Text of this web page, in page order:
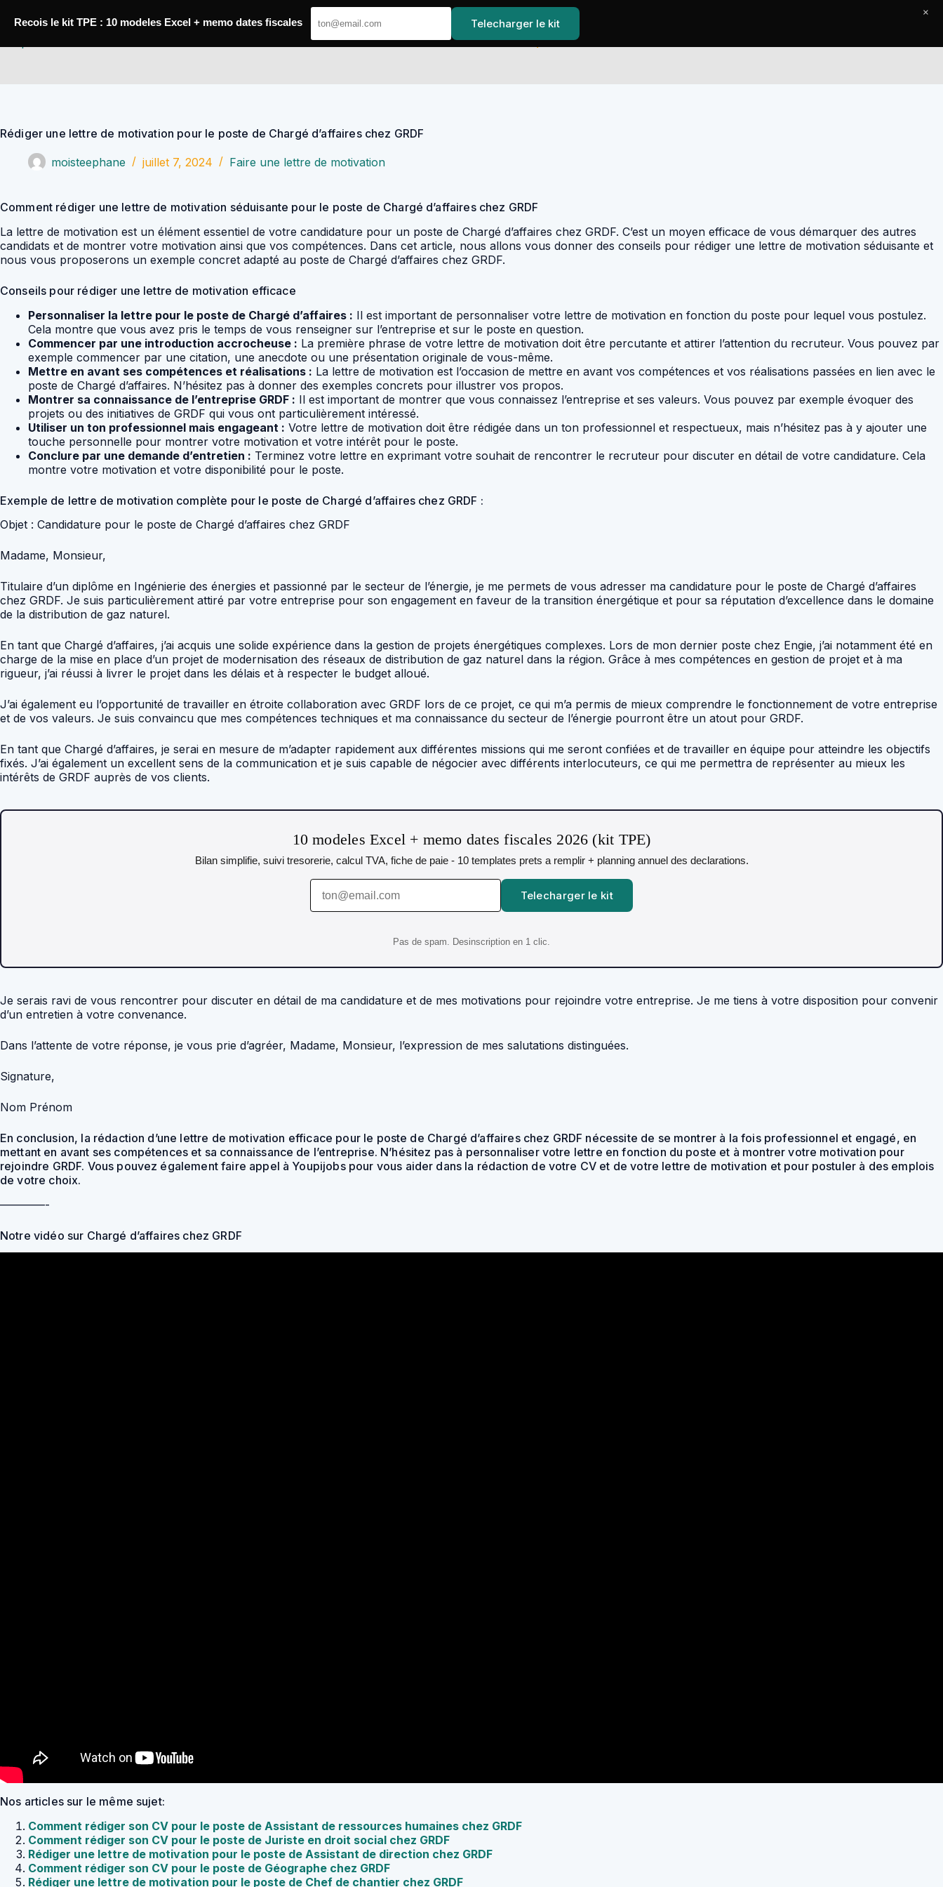
Rédiger une lettre de motivation pour le poste de Chargé d’affaires chez GRDF
moisteephane juillet 7, 2024 Faire une lettre de motivation
Comment rédiger une lettre de motivation séduisante pour le poste de Chargé d’affaires chez GRDF
La lettre de motivation est un élément essentiel de votre candidature pour un poste de Chargé d’affaires chez GRDF. C’est un moyen efficace de vous démarquer des autres
candidats et de montrer votre motivation ainsi que vos compétences. Dans cet article, nous allons vous donner des conseils pour rédiger une lettre de motivation séduisante et
nous vous proposerons un exemple concret adapté au poste de Chargé d’affaires chez GRDF.
Conseils pour rédiger une lettre de motivation efficace
Personnaliser la lettre pour le poste de Chargé d’affaires : Il est important de personnaliser votre lettre de motivation en fonction du poste pour lequel vous postulez.
Cela montre que vous avez pris le temps de vous renseigner sur l’entreprise et sur le poste en question.
Commencer par une introduction accrocheuse : La première phrase de votre lettre de motivation doit être percutante et attirer l’attention du recruteur. Vous pouvez par
exemple commencer par une citation, une anecdote ou une présentation originale de vous-même.
Mettre en avant ses compétences et réalisations : La lettre de motivation est l’occasion de mettre en avant vos compétences et vos réalisations passées en lien avec le
poste de Chargé d’affaires. N’hésitez pas à donner des exemples concrets pour illustrer vos propos.
Montrer sa connaissance de l’entreprise GRDF : Il est important de montrer que vous connaissez l’entreprise et ses valeurs. Vous pouvez par exemple évoquer des
projets ou des initiatives de GRDF qui vous ont particulièrement intéressé.
Utiliser un ton professionnel mais engageant : Votre lettre de motivation doit être rédigée dans un ton professionnel et respectueux, mais n’hésitez pas à y ajouter une
touche personnelle pour montrer votre motivation et votre intérêt pour le poste.
Conclure par une demande d’entretien : Terminez votre lettre en exprimant votre souhait de rencontrer le recruteur pour discuter en détail de votre candidature. Cela
montre votre motivation et votre disponibilité pour le poste.
Exemple de lettre de motivation complète pour le poste de Chargé d’affaires chez GRDF :
Objet : Candidature pour le poste de Chargé d’affaires chez GRDF
Madame, Monsieur,
Titulaire d’un diplôme en Ingénierie des énergies et passionné par le secteur de l’énergie, je me permets de vous adresser ma candidature pour le poste de Chargé d’affaires
chez GRDF. Je suis particulièrement attiré par votre entreprise pour son engagement en faveur de la transition énergétique et pour sa réputation d’excellence dans le domaine
de la distribution de gaz naturel.
En tant que Chargé d’affaires, j’ai acquis une solide expérience dans la gestion de projets énergétiques complexes. Lors de mon dernier poste chez Engie, j’ai notamment été en
charge de la mise en place d’un projet de modernisation des réseaux de distribution de gaz naturel dans la région. Grâce à mes compétences en gestion de projet et à ma
rigueur, j’ai réussi à livrer le projet dans les délais et à respecter le budget alloué.
J’ai également eu l’opportunité de travailler en étroite collaboration avec GRDF lors de ce projet, ce qui m’a permis de mieux comprendre le fonctionnement de votre entreprise
et de vos valeurs. Je suis convaincu que mes compétences techniques et ma connaissance du secteur de l’énergie pourront être un atout pour GRDF.
En tant que Chargé d’affaires, je serai en mesure de m’adapter rapidement aux différentes missions qui me seront confiées et de travailler en équipe pour atteindre les objectifs
fixés. J’ai également un excellent sens de la communication et je suis capable de négocier avec différents interlocuteurs, ce qui me permettra de représenter au mieux les
intérêts de GRDF auprès de vos clients.
10 modeles Excel + memo dates fiscales 2026 (kit TPE)
Bilan simplifie, suivi tresorerie, calcul TVA, fiche de paie - 10 templates prets a remplir + planning annuel des declarations.
Telecharger le kit
Pas de spam. Desinscription en 1 clic.
Je serais ravi de vous rencontrer pour discuter en détail de ma candidature et de mes motivations pour rejoindre votre entreprise. Je me tiens à votre disposition pour convenir
d’un entretien à votre convenance.
Dans l’attente de votre réponse, je vous prie d’agréer, Madame, Monsieur, l’expression de mes salutations distinguées.
Signature,
Nom Prénom
En conclusion, la rédaction d’une lettre de motivation efficace pour le poste de Chargé d’affaires chez GRDF nécessite de se montrer à la fois professionnel et engagé, en
mettant en avant ses compétences et sa connaissance de l’entreprise. N’hésitez pas à personnaliser votre lettre en fonction du poste et à montrer votre motivation pour
rejoindre GRDF. Vous pouvez également faire appel à Youpijobs pour vous aider dans la rédaction de votre CV et de votre lettre de motivation et pour postuler à des emplois
de votre choix.
————-
Notre vidéo sur Chargé d’affaires chez GRDF
Nos articles sur le même sujet:
Comment rédiger son CV pour le poste de Assistant de ressources humaines chez GRDF
Comment rédiger son CV pour le poste de Juriste en droit social chez GRDF
Rédiger une lettre de motivation pour le poste de Assistant de direction chez GRDF
Comment rédiger son CV pour le poste de Géographe chez GRDF
Rédiger une lettre de motivation pour le poste de Chef de chantier chez GRDF
Recois le kit TPE : 10 modeles Excel + memo dates fiscales Telecharger le kit
×